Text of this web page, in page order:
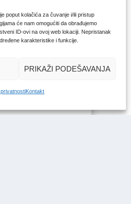
poput kolačića za čuvanje i/ili pristup
će nam omogućiti da obrađujemo
ID-ovi na ovoj web lokaciji. Nepristanak
karakteristike i funkcije.
PRIKAŽI PODEŠAVANJA
privatnostiKontakt